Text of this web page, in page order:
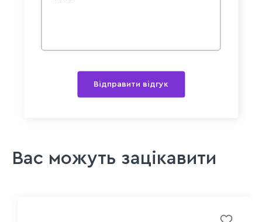
Відправити відгук
Вас можуть зацікавити